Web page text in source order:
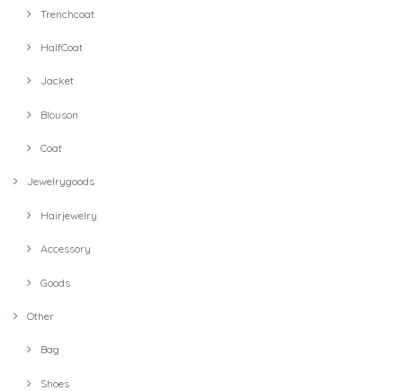
Trenchcoat
HalfCoat
Jacket
Blouson
Coat
Jewelrygoods
Hairjewelry
Accessory
Goods
Other
Bag
Shoes